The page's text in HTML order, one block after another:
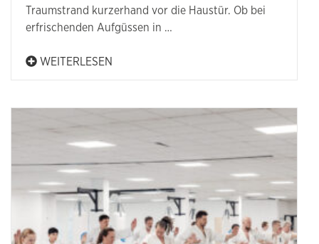
Traumstrand kurzerhand vor die Haustür. Ob bei
erfrischenden Aufgüssen in …
WEITERLESEN